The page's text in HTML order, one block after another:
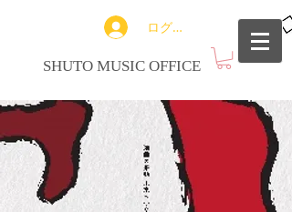
ログイン
SHUTO MUSIC OFFICE